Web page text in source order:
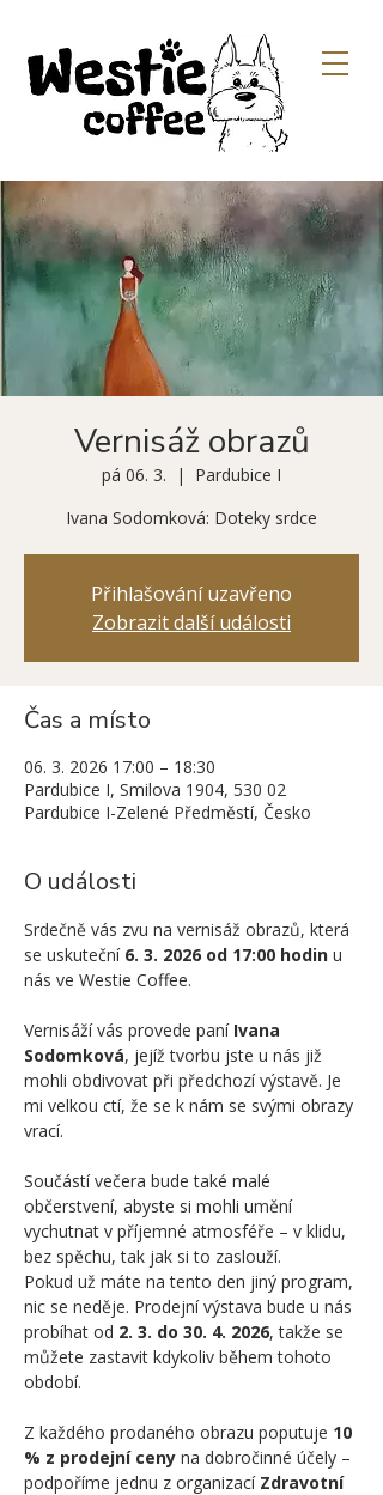
Vernisáž obrazů
pá 06. 3.
  |
Pardubice I
Ivana Sodomková: Doteky srdce
Přihlašování uzavřeno
Zobrazit další události
Čas a místo
06. 3. 2026 17:00 – 18:30
Pardubice I, Smilova 1904, 530 02
Pardubice I-Zelené Předměstí, Česko
O události
Srdečně vás zvu na vernisáž obrazů, která
se uskuteční 6. 3. 2026 od 17:00 hodin u
nás ve Westie Coffee.
Vernisáží vás provede paní Ivana
Sodomková, jejíž tvorbu jste u nás již
mohli obdivovat při předchozí výstavě. Je
mi velkou ctí, že se k nám se svými obrazy
vrací.
Součástí večera bude také malé
občerstvení, abyste si mohli umění
vychutnat v příjemné atmosféře – v klidu,
bez spěchu, tak jak si to zaslouží.
Pokud už máte na tento den jiný program,
nic se neděje. Prodejní výstava bude u nás
probíhat od 2. 3. do 30. 4. 2026, takže se
můžete zastavit kdykoliv během tohoto
období.
Z každého prodaného obrazu poputuje 10
% z prodejní ceny na dobročinné účely –
podpoříme jednu z organizací Zdravotní